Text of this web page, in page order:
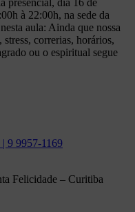
presencial, dia 16 de
à 22:00h, na sede da
aula: Ainda que nossa
correrias, horários,
ou o espiritual segue
9 9957-1169
Felicidade – Curitiba